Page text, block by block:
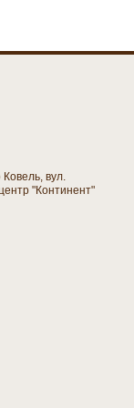
Ковель, вул.
"Континент"